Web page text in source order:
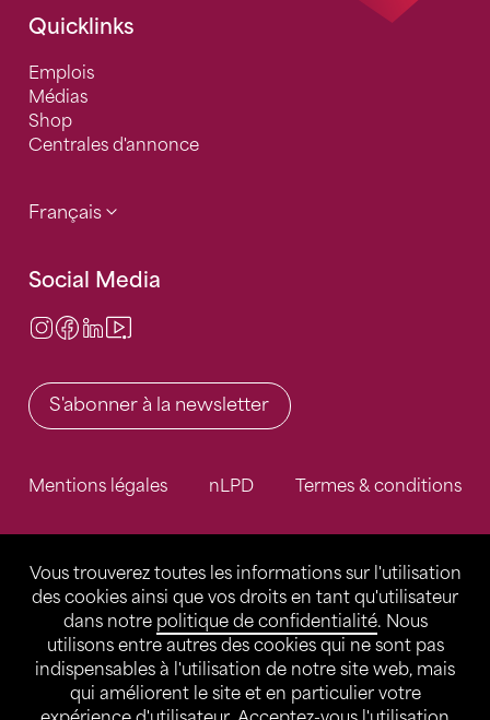
Vous trouverez toutes les informations sur l'utilisation
des cookies ainsi que vos droits en tant qu'utilisateur
dans notre politique de confidentialité. Nous
utilisons entre autres des cookies qui ne sont pas
indispensables à l'utilisation de notre site web, mais
qui améliorent le site et en particulier votre
Quicklinks
Emplois
Médias
Shop
Centrales d'annonce
Français
Social Media
Instagram
Facebook
LinkedIn
S'abonner à la newsletter
Mentions légales nLPD Termes & conditions